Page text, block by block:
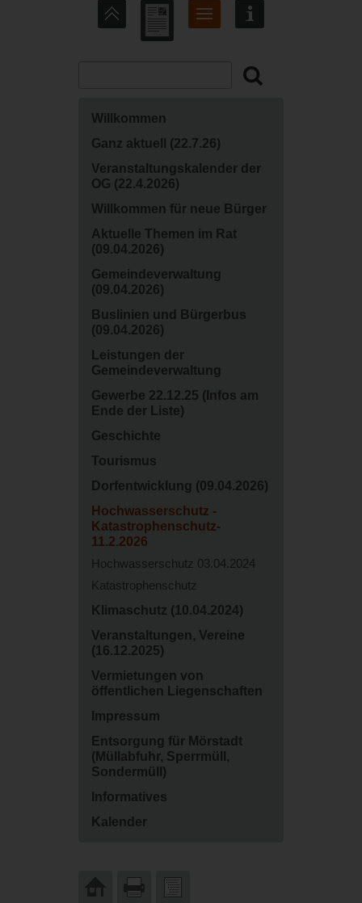
Willkommen
Ganz aktuell (22.7.26)
‍Veranstaltungskalender der
OG (22.4.2026)
Willkommen für neue Bürger
Aktuelle Themen im Rat
(09.04.2026)
Gemeindeverwaltung
(09.04.2026)
Buslinien und Bürgerbus
(09.04.2026)
Leistungen der
Gemeindeverwaltung
Gewerbe 22.12.25 (Infos am
Ende der Liste)
Geschichte
Tourismus
Dorfentwicklung (09.04.2026)
Hochwasserschutz -
Katastrophenschutz-
11.2.2026
Hochwasserschutz 03.04.2024
Katastrophenschutz
Klimaschutz (10.04.2024)
Veranstaltungen, Vereine
(16.12.2025)
Vermietungen von
öffentlichen Liegenschaften
Impressum
Entsorgung für Mörstadt
(Müllabfuhr, Sperrmüll,
Sondermüll)
Informatives
Kalender